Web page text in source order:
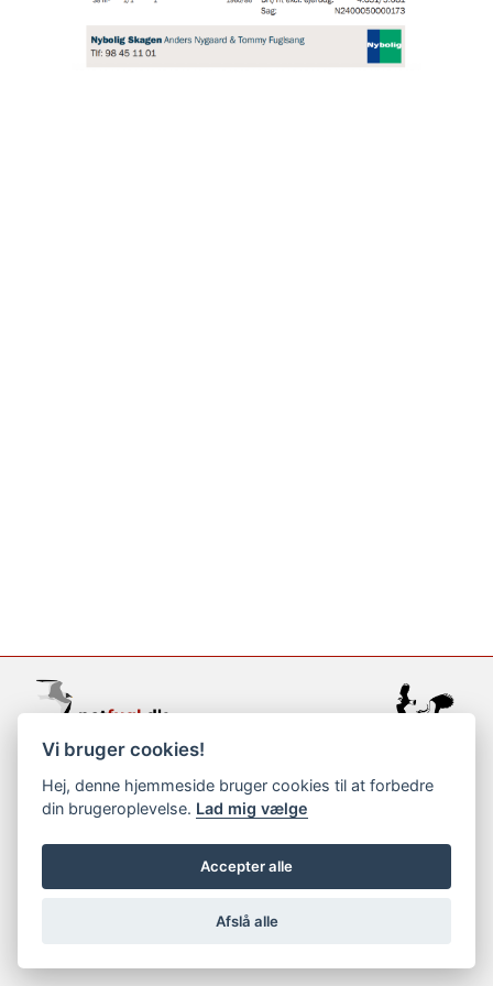
support@netfugl.dk
copyright © 2002-2023
Vi bruger cookies!
Hej, denne hjemmeside bruger cookies til at forbedre
din brugeroplevelse. Lad mig vælge
Accepter alle
Afslå alle